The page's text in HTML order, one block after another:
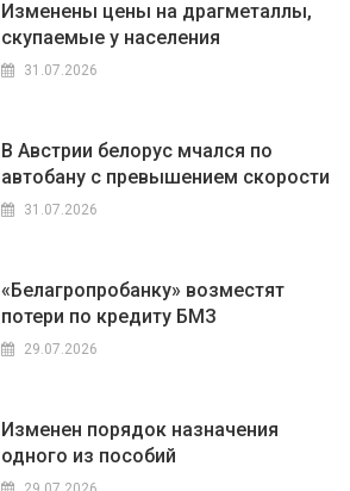
Изменены цены на драгметаллы,
скупаемые у населения
31.07.2026
В Австрии белорус мчался по
автобану с превышением скорости
31.07.2026
«Белагропробанку» возместят
потери по кредиту БМЗ
29.07.2026
Изменен порядок назначения
одного из пособий